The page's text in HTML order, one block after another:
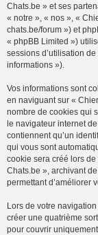
Chats.be » et ses
« notre », « nos », «
chats.be/forum ») et
« phpBB Limited »)
sessions d’utilisation
informations »).
Vos informations sont
en naviguant sur «
nombre de cookies qui
le navigateur internet
contiennent qu’un
qui vous sont
cookie sera créé lors
Chats.be », archivant
permettant d’améliorer
Lors de votre
créer une quatrième
pour couvrir